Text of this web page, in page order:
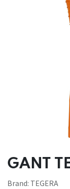
GANT
Brand: TEGERA